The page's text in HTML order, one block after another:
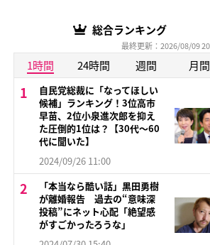
総合ランキング
最終更新：2026/08/09
1時間 24時間 週間 月間
自民党総裁に「なってほしい
候補」ランキング！3位高市
早苗、2位小泉進次郎を抑え
た圧倒的1位は？【30代〜60
代に聞いた】
2024/09/26 11:00
「本当なら酷い話」黒田勇樹
が離婚報告 過去の“意味深
投稿”にネット心配「絶望感
がすごかったろうな」